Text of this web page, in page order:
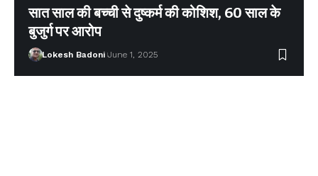
सात साल की बच्ची से दुष्कर्म की कोशिश, 60 साल के
बुजुर्ग पर आरोप
Lokesh Badoni June 1, 2025